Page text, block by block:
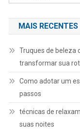
MAIS RECENTES
Truques de beleza
transformar sua
Como adotar um
passos
técnicas de
suas noites